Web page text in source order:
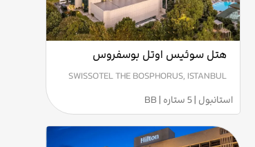
هتل سوئیس اوتل بوسفروس
SWISSOTEL THE BOSPHORUS, ISTANBUL
استانبول | 5 ستاره | BB